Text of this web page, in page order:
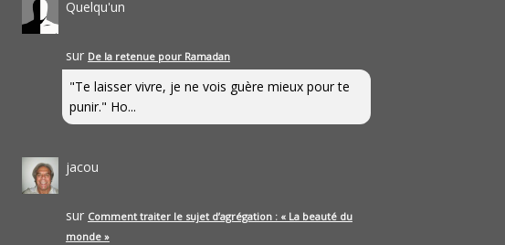
Quelqu'un
sur De la retenue pour Ramadan
"Te laisser vivre, je ne vois guère mieux pour te
punir." Ho...
jacou
sur Comment traiter le sujet d’agrégation : « La beauté du
monde »